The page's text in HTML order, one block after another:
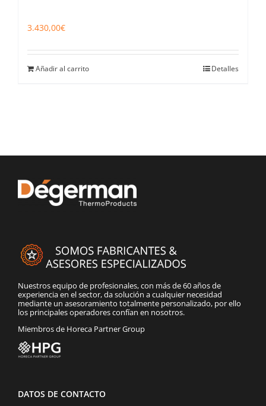
3.430,00€
Añadir al carrito Detalles
Nuestros equipo de profesionales, con más de 60 años de
experiencia en el sector, da solución a cualquier necesidad
mediante un asesoramiento totalmente personalizado, por ello
los principales operadores confían en nosotros.
Miembros de Horeca Partner Group
DATOS DE CONTACTO